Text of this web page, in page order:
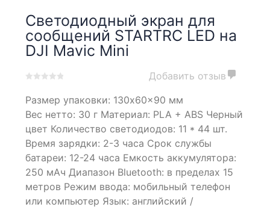
Светодиодный экран для
сообщений STARTRC LED на
DJI Mavic Mini
out
of
on
customer
ratings
Добавить отзыв
Размер упаковки: 130x60x90 мм
Вес нетто: 30 г Материал: PLA + ABS Черный
цвет Количество светодиодов: 11 * 44 шт.
Время зарядки: 2-3 часа Срок службы
батареи: 12-24 часа Емкость аккумулятора:
250 мАч Диапазон Bluetooth: в пределах 15
метров Режим ввода: мобильный телефон
или компьютер Язык: английский /